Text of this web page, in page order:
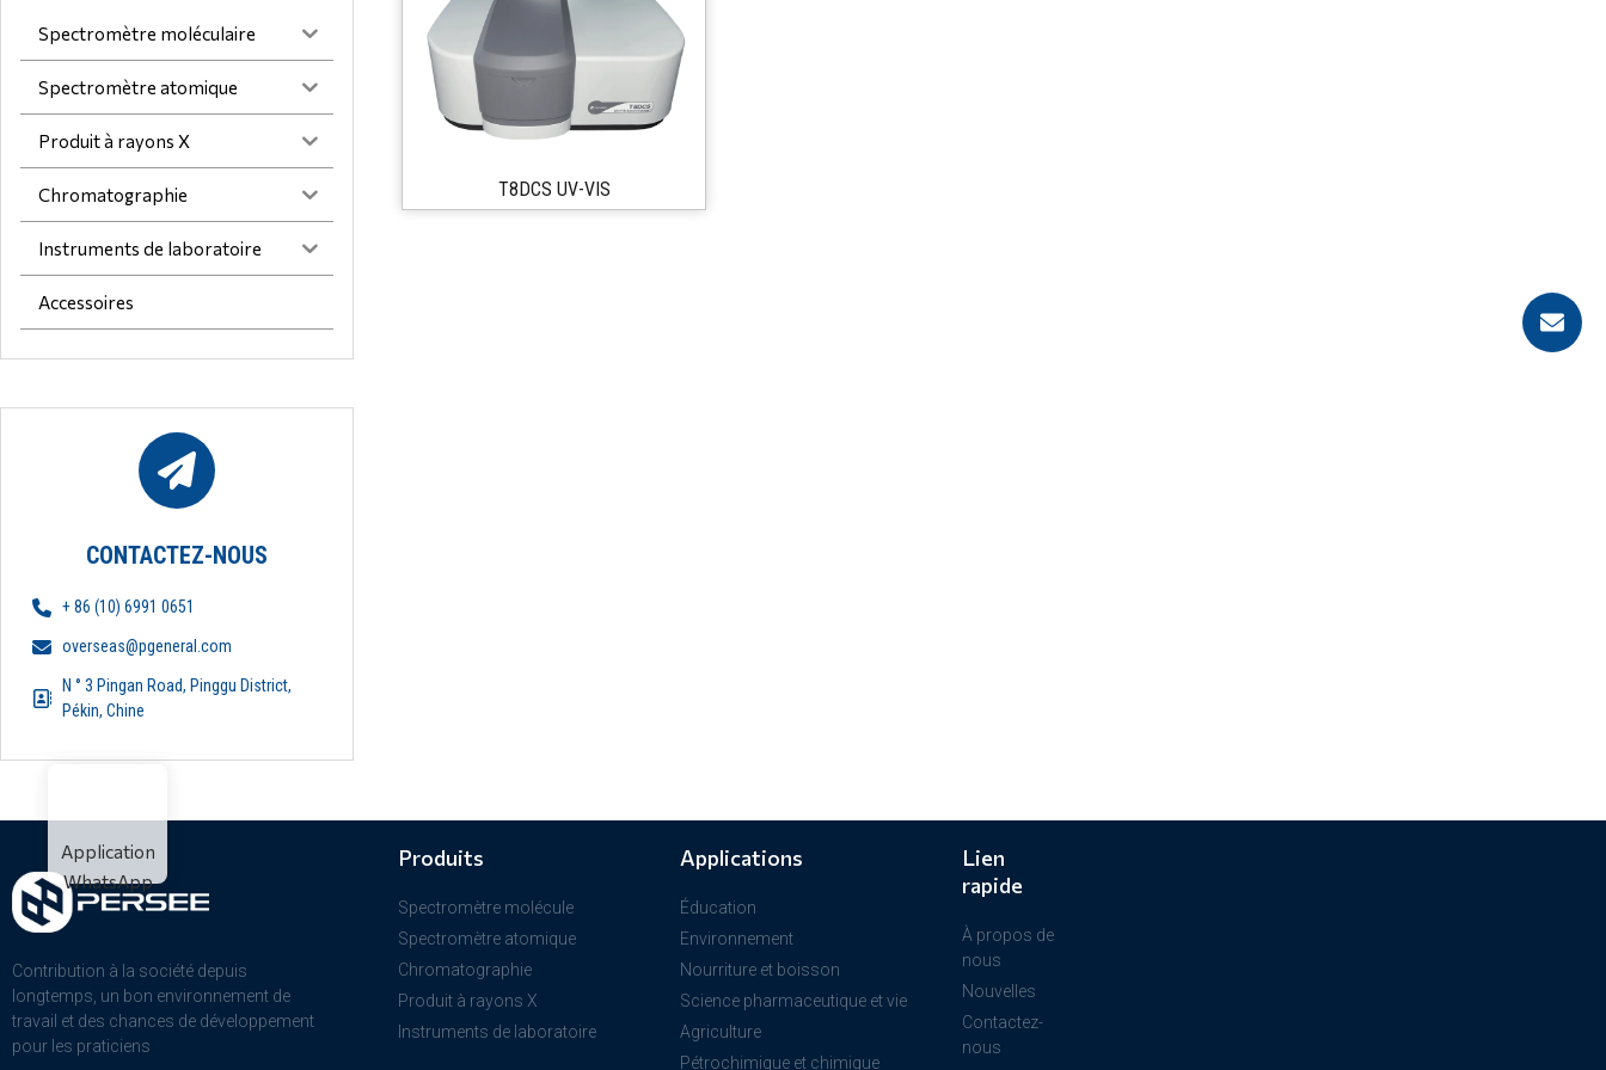
Spectromètre moléculaire
Spectromètre atomique
Produit à rayons X
Chromatographie
Instruments de laboratoire
Accessoires
CONTACTEZ-NOUS
+ 86 (10) 6991 0651
overseas@pgeneral.com
N ° 3 Pingan Road, Pinggu District,
Pékin, Chine
T8DCS UV-VIS
Contribution à la société depuis
longtemps, un bon environnement de
travail et des chances de développement
pour les praticiens
Produits
Spectromètre molécule
Spectromètre atomique
Chromatographie
Produit à rayons X
Instruments de laboratoire
Applications
Éducation
Environnement
Nourriture et boisson
Science pharmaceutique et vie
Agriculture
Pétrochimique et chimique
Lien
rapide
À propos de
nous
Nouvelles
Contactez-
nous
Application
WhatsApp